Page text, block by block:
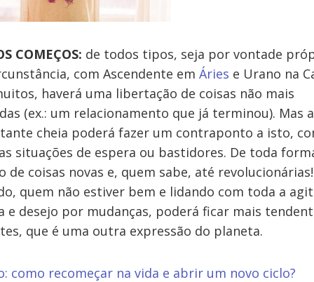
COMEÇOS: de todos tipos, seja por vontade
com Ascendente em Áries e Urano na
haverá uma libertação de coisas não mais
(ex.: um relacionamento que já terminou). Mas
cheia poderá fazer um contraponto a isto,
situações de espera ou bastidores. De toda
de coisas novas e, quem sabe, até revolucionárias!
quem não estiver bem e lidando com toda a
e desejo por mudanças, poderá ficar mais
que é uma outra expressão do planeta.
como recomeçar na vida e abrir um novo ciclo?